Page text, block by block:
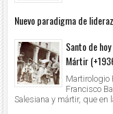
Nuevo paradigma de
Santo de
Mártir
Martirologio
Francisco
Salesiana y mártir, que en